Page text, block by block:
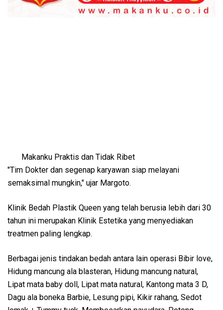
Makanku Praktis dan Tidak Ribet
"Tim Dokter dan segenap karyawan siap melayani
semaksimal mungkin," ujar Margoto.
Klinik Bedah Plastik Queen yang telah berusia lebih dari 30
tahun ini merupakan Klinik Estetika yang menyediakan
treatmen paling lengkap.
Berbagai jenis tindakan bedah antara lain operasi Bibir love,
Hidung mancung ala blasteran, Hidung mancung natural,
Lipat mata baby doll, Lipat mata natural, Kantong mata 3 D,
Dagu ala boneka Barbie, Lesung pipi, Kikir rahang, Sedot